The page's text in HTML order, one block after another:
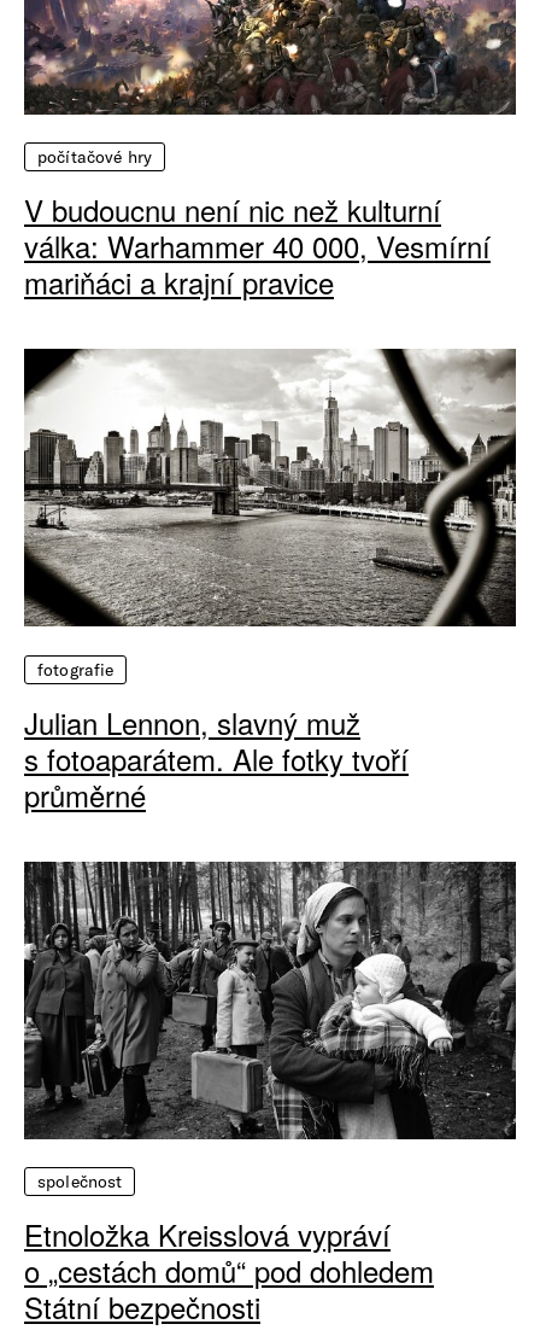
počítačové hry
V budoucnu není nic než kulturní
válka: Warhammer 40 000, Vesmírní
mariňáci a krajní pravice
fotografie
Julian Lennon, slavný muž
s fotoaparátem. Ale fotky tvoří
průměrné
společnost
Etnoložka Kreisslová vypráví
o „cestách domů“ pod dohledem
Státní bezpečnosti